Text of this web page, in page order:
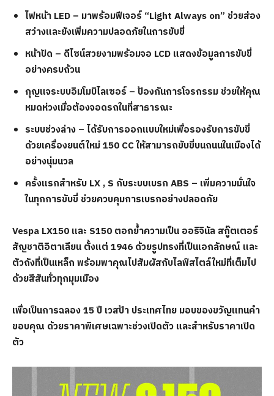
ไฟหน้า LED – มาพร้อมฟีเจอร์ “Light Always on” ช่วยส่อง
สว่างและยังเพิ่มความปลอดภัยในการขับขี่
หน้าปัด – ดีไซน์สวยงามพร้อมจอ LCD แสดงข้อมูลการขับขี่
อย่างครบถ้วน
กุญแจระบบอิมโมบิไลเซอร์ – ป้องกันการโจรกรรม ช่วยให้คุณ
หมดห่วงเมื่อต้องจอดรถในที่สาธารณะ
ระบบช่วงล่าง – ได้รับการออกแบบใหม่เพื่อรองรับการขับขี่
ด้วยเครื่องยนต์ใหม่ 150 CC ให้สามารถขับขี่บนถนนในเมืองได้
อย่างนุ่มนวล
ครั้งแรกสำหรับ LX , S กับระบบเบรก ABS – เพิ่มความมั่นใจ
ในทุกการขับขี่ ช่วยควบคุมการเบรกอย่างปลอดภัย
Vespa LX​150 และ S150 ตอกย้ำความเป็น ออริจินัล สกู๊ตเตอร์
สัญชาติอิตาเลียน ตั้งแต่ 1946 ด้วยรูปทรงที่เป็นเอกลักษณ์ และ
ตัวถังที่เป็นเหล็ก พร้อมพาคุณไปสัมผัสกับไลฟ์สไตล์ใหม่ที่เต็มไป
ด้วยสีสันทั่วทุกมุมเมือง
เพื่อเป็นการฉลอง 15 ปี เวสป้า ประเทศไทย มอบของขวัญแทนคำ
ขอบคุณ ด้วยราคาพิเศษเฉพาะช่วงเปิดตัว และสำหรับราคาเปิด
ตัว